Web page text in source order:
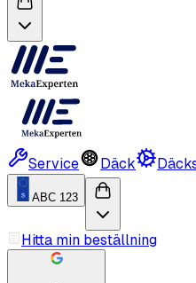
Service Däck
ABC 123
Hitta min beställning